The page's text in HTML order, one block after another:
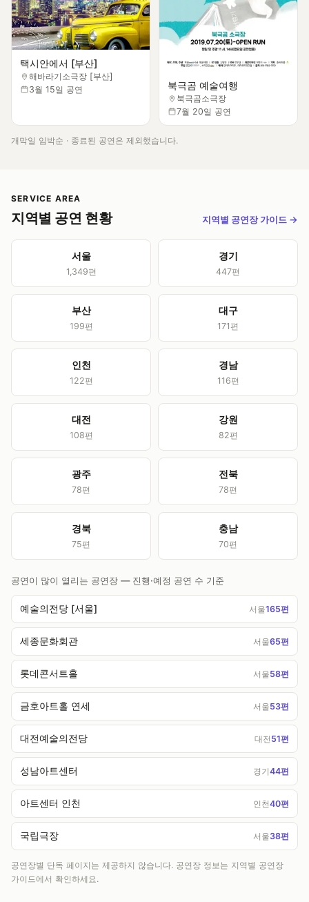
택시안에서 [부산]
해바라기소극장 [부산]
3월 15일 공연
북극곰 예술여행
북극곰소극장
7월 20일 공연
개막일 임박순 · 종료된 공연은 제외했습니다.
SERVICE AREA
지역별 공연 현황 지역별 공연장 가이드 →
서울
1,349편
경기
447편
부산
199편
대구
171편
인천
122편
경남
116편
대전
108편
강원
82편
광주
78편
전북
78편
경북
75편
충남
70편
공연이 많이 열리는 공연장 — 진행·예정 공연 수 기준
예술의전당 [서울] 서울165편
세종문화회관 서울65편
롯데콘서트홀 서울58편
금호아트홀 연세 서울53편
대전예술의전당 대전 51편
성남아트센터 경기44편
아트센터 인천 인천40편
국립극장 서울38편
공연장별 단독 페이지는 제공하지 않습니다. 공연장 정보는 지역별 공연장
가이드에서 확인하세요.